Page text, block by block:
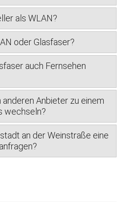
als WLAN?
oder Glasfaser?
auch Fernsehen
anderen Anbieter zu einem
wechseln?
an der Weinstraße eine